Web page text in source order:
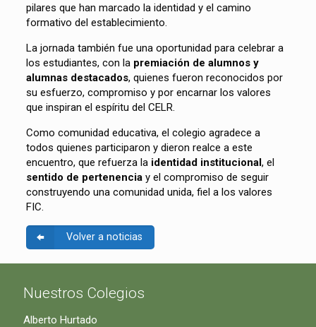
pilares que han marcado la identidad y el camino
formativo del establecimiento.
La jornada también fue una oportunidad para celebrar a
los estudiantes, con la premiación de alumnos y
alumnas destacados, quienes fueron reconocidos por
su esfuerzo, compromiso y por encarnar los valores
que inspiran el espíritu del CELR.
Como comunidad educativa, el colegio agradece a
todos quienes participaron y dieron realce a este
encuentro, que refuerza la identidad institucional, el
sentido de pertenenciay el compromiso de seguir
construyendo una comunidad unida, fiel a los valores
FIC.
Volver a noticias
Nuestros Colegios
Alberto Hurtado